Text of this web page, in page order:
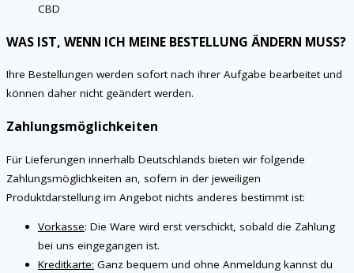
CBD
WAS IST, WENN ICH MEINE BESTELLUNG ÄNDERN MUSS?
Ihre Bestellungen werden sofort nach ihrer Aufgabe bearbeitet und
können daher nicht geändert werden.
Zahlungsmöglichkeiten
Für Lieferungen innerhalb Deutschlands bieten wir folgende
Zahlungsmöglichkeiten an, sofern in der jeweiligen
Produktdarstellung im Angebot nichts anderes bestimmt ist:
Vorkasse: Die Ware wird erst verschickt, sobald die Zahlung
bei uns eingegangen ist.
Kreditkarte: Ganz bequem und ohne Anmeldung kannst du